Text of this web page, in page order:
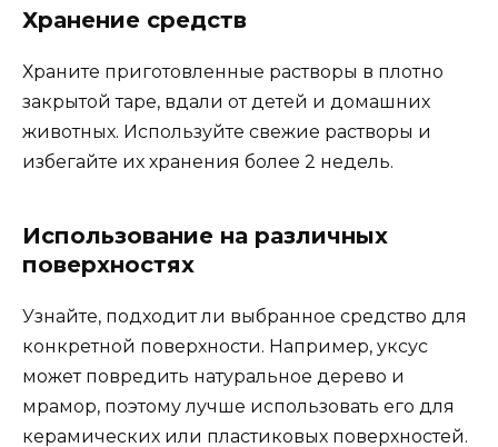
Хранение средств
Храните приготовленные растворы в плотно
закрытой таре, вдали от детей и домашних
животных. Используйте свежие растворы и
избегайте их хранения более 2 недель.
Использование на различных
поверхностях
Узнайте, подходит ли выбранное средство для
конкретной поверхности. Например, уксус
может повредить натуральное дерево и
мрамор, поэтому лучше использовать его для
керамических или пластиковых поверхностей.